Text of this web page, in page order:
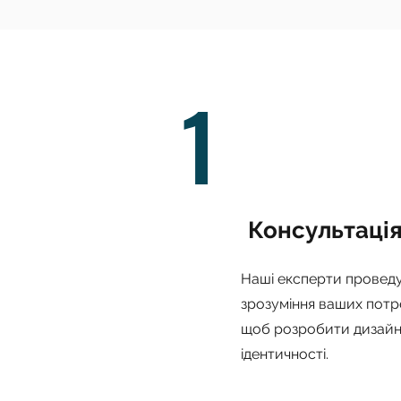
1
Наші експерти
зрозуміння ваших
щоб розробити дизайн,
ідентичності.